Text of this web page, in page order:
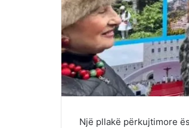
Një pllakë përkujtimore